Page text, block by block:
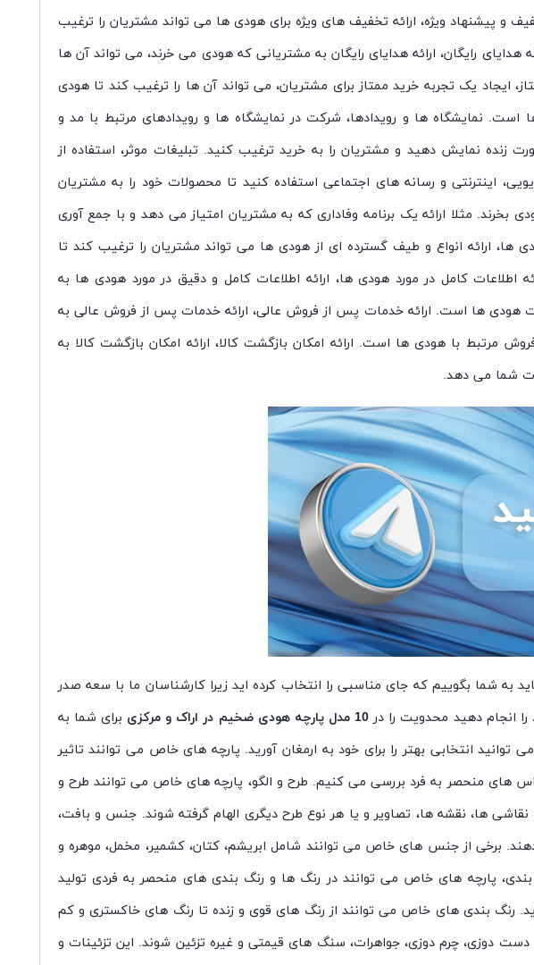
و پیشنهاد ویژه، ارائه تخفیف های ویژه برای هودی ها می تواند مشتریان را ترغیب
رایگان، ارائه هدایای رایگان به مشتریانی که هودی می خرند، می تواند آن ها
ایجاد یک تجربه خرید ممتاز برای مشتریان، می تواند آن ها را ترغیب کند تا هودی
است. نمایشگاه ها و رویدادها، شرکت در نمایشگاه ها و رویدادهای مرتبط با مد و
زنده نمایش دهید و مشتریان را به خرید ترغیب کنید. تبلیغات موثر، استفاده از
اینترنتی و رسانه های اجتماعی استفاده کنید تا محصولات خود را به مشتریان
بخرند. مثلا ارائه یک برنامه وفاداری که به مشتریان امتیاز می دهد و با جمع آوری
ها، ارائه انواع و طیف گسترده ای از هودی ها می تواند مشتریان را ترغیب کند تا
کامل در مورد هودی ها، ارائه اطلاعات کامل و دقیق در مورد هودی ها به
هودی ها است. ارائه خدمات پس از فروش عالی، ارائه خدمات پس از فروش عالی به
مرتبط با هودی ها است. ارائه امکان بازگشت کالا، ارائه امکان بازگشت کالا به
شما می دهد.
به شما بگوییم که جای مناسبی را انتخاب کرده اید زیرا کارشناسان ما با سعه صدر
انجام دهید محدویت را در10 مدل پارچه هودی ضخیم در اراک و مرکزی
برای شما به
انتخابی بهتر را برای خود به ارمغان آورید. پارچه های خاص می توانند تاثیر
های منحصر به فرد بررسی می کنیم. طرح و الگو، پارچه های خاص می توانند طرح و
ها، نقشه ها، تصاویر و یا هر نوع طرح دیگری الهام گرفته شوند. جنس و بافت،
برخی از جنس های خاص می توانند شامل ابریشم، کتان، کشمیر، مخمل، موهره و
پارچه های خاص می توانند در رنگ ها و رنگ بندی های منحصر به فردی تولید
رنگ بندی های خاص می توانند از رنگ های قوی و زنده تا رنگ های خاکستری و کم
دست دوزی، چرم دوزی، جواهرات، سنگ های قیمتی و غیره تزئین شوند. این تزئینات و